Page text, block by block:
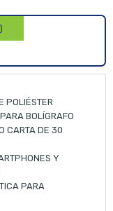
POLIÉSTER
BOLÍGRAFO
CARTA DE 30
Y
PARA